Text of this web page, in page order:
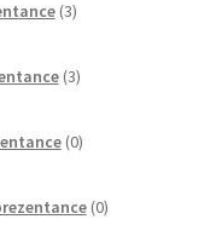
3izdelki
3izdelki
0izdelkov
0izdelkov